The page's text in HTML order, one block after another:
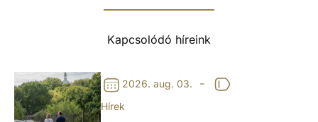
Kapcsolódó híreink
2026. aug. 03. -
Hírek